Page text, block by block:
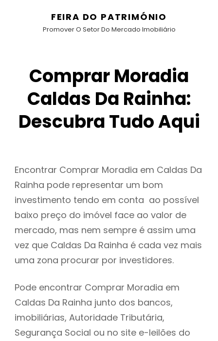
FEIRA DO PATRIMÓNIO
Promover O Setor Do Mercado Imobiliário
Comprar Moradia
Caldas Da Rainha:
Descubra Tudo Aqui
Encontrar Comprar Moradia em Caldas Da
Rainha pode representar um bom
investimento tendo em conta ao possível
baixo preço do imóvel face ao valor de
mercado, mas nem sempre é assim uma
vez que Caldas Da Rainha é cada vez mais
uma zona procurar por investidores.
Pode encontrar Comprar Moradia em
Caldas Da Rainha junto dos bancos,
imobiliárias, Autoridade Tributária,
Segurança Social ou no site e-leilões do